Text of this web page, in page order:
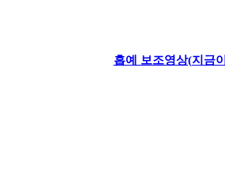
흡예 보조영상(지금